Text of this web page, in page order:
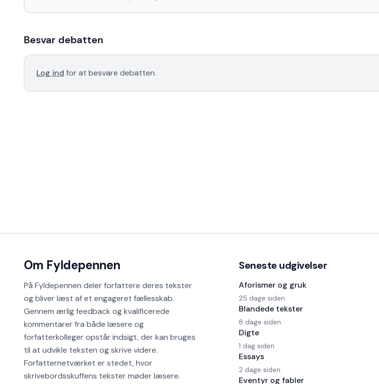
Besvar debatten
Log ind for at besvare debatten.
Om Fyldepennen
På Fyldepennen deler forfattere deres tekster
og bliver læst af et engageret fællesskab.
Gennem ærlig feedback og kvalificerede
kommentarer fra både læsere og
forfatterkolleger opstår indsigt, der kan bruges
til at udvikle teksten og skrive videre.
Forfatternetværket er stedet, hvor
skrivebordsskuffens tekster møder læsere.
Seneste udgivelser
Aforismer og gruk
25 dage siden
Blandede tekster
8 dage siden
Digte
1 dag siden
Essays
2 dage siden
Eventyr og fabler